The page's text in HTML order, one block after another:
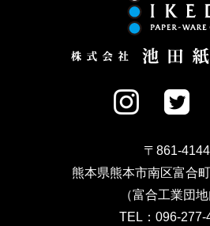
当社が取得した個人情報は、取得
の遂行上必要な限りにおいて利用
個人情報の第三者提供
人の同意を得ることなく第三者に
〒861-4144
熊本県熊本市南区富合
（富合工業団地
TEL：096-277-